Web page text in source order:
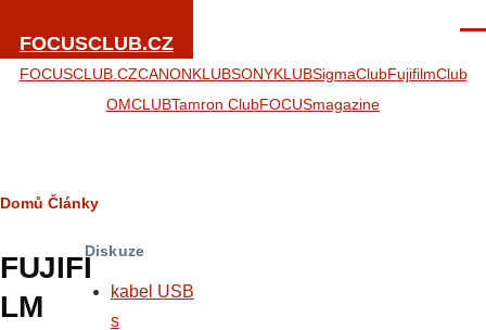
FOCUSCLUB.CZ
FOCUSCLUB.CZCANONKLUBSONYKLUBSigmaClubFujifilmClub
OMCLUBTamron ClubFOCUSmagazine
Drobečková
navigace
Domů Články
FUJIFI
LM
Diskuze
kabel USB
s